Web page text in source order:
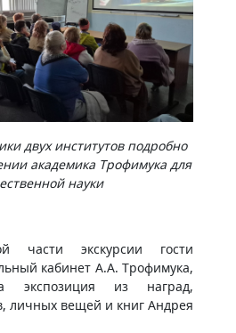
двух институтов подробно
академика Трофимука для
науки
части экскурсии гости
кабинет А.А. Трофимука,
экспозиция из наград,
личных вещей и книг Андрея